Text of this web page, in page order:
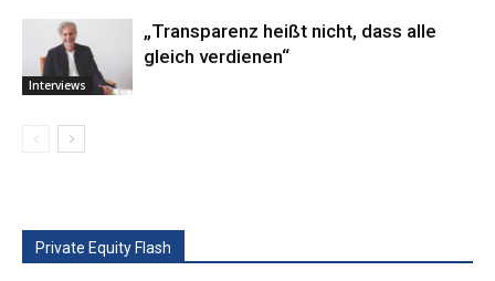
Interviews
„Transparenz heißt nicht, dass alle
gleich verdienen“
Private Equity Flash